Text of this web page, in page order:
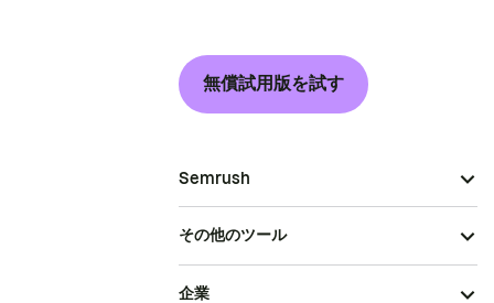
無償試用版を試す
Semrush
その他のツール
企業